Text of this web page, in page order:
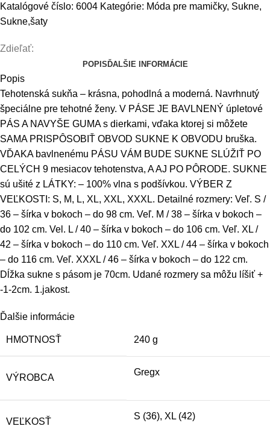
ELVIA
-
šedá
odtieňom
strieb.
nitky
Katalógové číslo: 6004 Kategórie: Móda pre mamičky, Sukne,
Sukne,šaty
Zdieľať:
POPIS ĎALŠIE INFORMÁCIE
Popis
Tehotenská sukňa – krásna, pohodlná a moderná. Navrhnutý
špeciálne pre tehotné ženy. V PÁSE JE BAVLNENÝ úpletové
PÁS A NAVYŠE GUMA s dierkami, vďaka ktorej si môžete
SAMA PRISPÔSOBIŤ OBVOD SUKNE K OBVODU bruška.
VĎAKA bavlnenému PÁSU VÁM BUDE SUKNE SLÚŽIŤ PO
CELÝCH 9 mesiacov tehotenstva, A AJ PO PÔRODE. SUKNE
sú ušité z LÁTKY: – 100% vlna s podšívkou. VÝBER Z
VEĽKOSTI: S, M, L, XL, XXL, XXXL. Detailné rozmery: Veľ. S /
36 – šírka v bokoch – do 98 cm. Veľ. M / 38 – šírka v bokoch –
do 102 cm. Vel. L / 40 – šírka v bokoch – do 106 cm. Veľ. XL /
42 – šírka v bokoch – do 110 cm. Veľ. XXL / 44 – šírka v bokoch
– do 116 cm. Veľ. XXXL / 46 – šírka v bokoch – do 122 cm.
Dĺžka sukne s pásom je 70cm. Udané rozmery sa môžu líšiť +
-1-2cm. 1.jakost.
Ďalšie informácie
HMOTNOSŤ 240 g
VÝROBCA
Gregx
VEĽKOSŤ
S (36), XL (42)